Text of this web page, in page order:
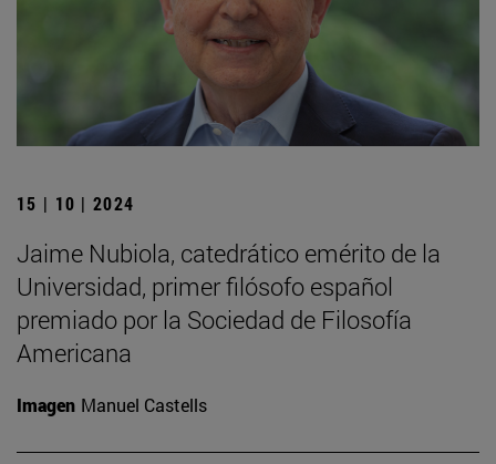
15 | 10 | 2024
Jaime Nubiola, catedrático emérito de la
Universidad, primer filósofo español
premiado por la Sociedad de Filosofía
Americana
Imagen Manuel Castells